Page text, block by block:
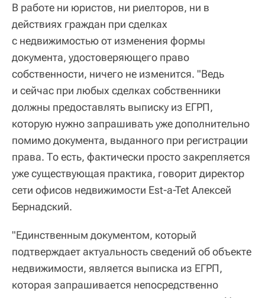
В работе ни юристов, ни риелторов, ни в
действиях граждан при сделках
с недвижимостью от изменения формы
документа, удостоверяющего право
собственности, ничего не изменится. "Ведь
и сейчас при любых сделках собственники
должны предоставлять выписку из ЕГРП,
которую нужно запрашивать уже дополнительно
помимо документа, выданного при регистрации
права. То есть, фактически просто закрепляется
уже существующая практика, говорит директор
сети офисов недвижимости Est-a-Tet Алексей
Бернадский.
"Единственным документом, который
подтверждает актуальность сведений об объекте
недвижимости, является выписка из ЕГРП,
которая запрашивается непосредственно